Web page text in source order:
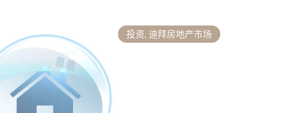
投资, 迪拜房地产市场